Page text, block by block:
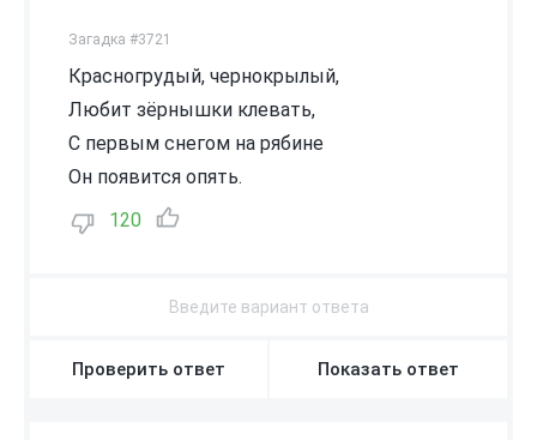
Загадка #3721
Красногрудый, чернокрылый,
Любит зёрнышки клевать,
С первым снегом на рябине
Он появится опять.
120
Проверить ответ Показать ответ